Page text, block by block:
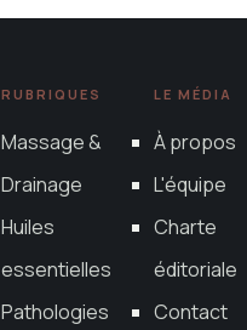
RUBRIQUES
Massage &
Drainage
Huiles
essentielles
Pathologies
LE MÉDIA
À propos
L'équipe
Charte
éditoriale
Contact